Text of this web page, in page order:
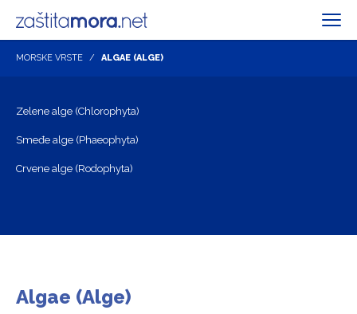
MORSKE VRSTE ALGAE (ALGE)
Zelene alge (Chlorophyta)
Smeđe alge (Phaeophyta)
Crvene alge (Rodophyta)
Algae (Alge)